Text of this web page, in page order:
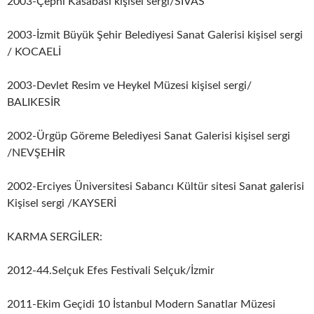
2003-İzmit Büyük Şehir Belediyesi Sanat Galerisi kişisel sergi
/ KOCAELİ
2003-Devlet Resim ve Heykel Müzesi kişisel sergi/
BALIKESİR
2002-Ürgüp Göreme Belediyesi Sanat Galerisi kişisel sergi
/NEVŞEHİR
2002-Erciyes Üniversitesi Sabancı Kültür sitesi Sanat galerisi
Kişisel sergi /KAYSERİ
KARMA SERGİLER:
2012-44.Selçuk Efes Festivali Selçuk/İzmir
2011-Ekim Geçidi 10 İstanbul Modern Sanatlar Müzesi